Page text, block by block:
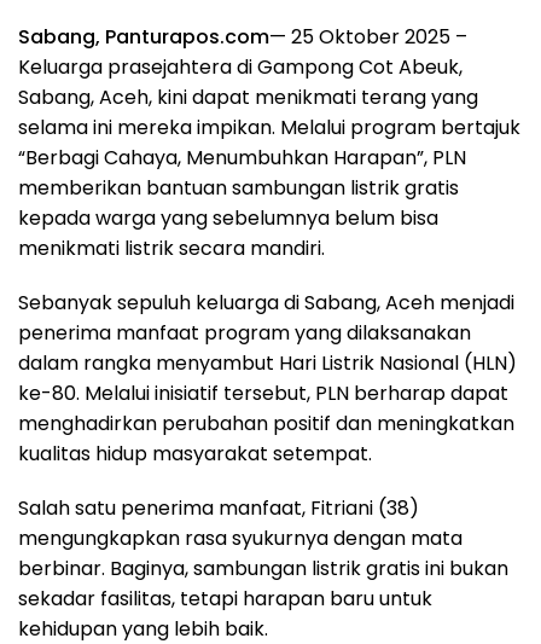
Sabang, Panturapos.com— 25 Oktober 2025 –
Keluarga prasejahtera di Gampong Cot Abeuk,
Sabang, Aceh, kini dapat menikmati terang yang
selama ini mereka impikan. Melalui program bertajuk
“Berbagi Cahaya, Menumbuhkan Harapan”, PLN
memberikan bantuan sambungan listrik gratis
kepada warga yang sebelumnya belum bisa
menikmati listrik secara mandiri.
Sebanyak sepuluh keluarga di Sabang, Aceh menjadi
penerima manfaat program yang dilaksanakan
dalam rangka menyambut Hari Listrik Nasional (HLN)
ke-80. Melalui inisiatif tersebut, PLN berharap dapat
menghadirkan perubahan positif dan meningkatkan
kualitas hidup masyarakat setempat.
Salah satu penerima manfaat, Fitriani (38)
mengungkapkan rasa syukurnya dengan mata
berbinar. Baginya, sambungan listrik gratis ini bukan
sekadar fasilitas, tetapi harapan baru untuk
kehidupan yang lebih baik.